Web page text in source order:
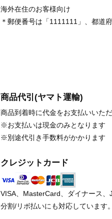
海外在住のお客様向け
＊郵便番号は「1111111」、都道
商品代引(ヤマト運輸)
商品到着時に代金をお支払いいた
※お支払いは現金のみとなります
※別途代引き手数料がかかります
クレジットカード
VISA、MasterCard、ダイナース、
分割/リボ払いにも対応しています。